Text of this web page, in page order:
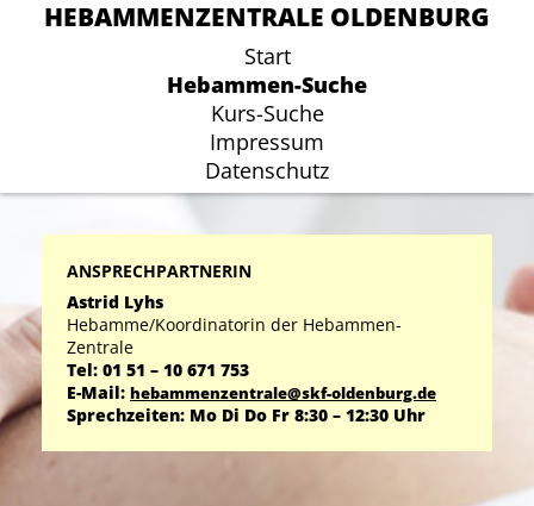
HEBAMMENZENTRALE OLDENBURG
Start
Hebammen-Suche
Kurs-Suche
Impressum
Datenschutz
HEBAMMENZENTRALE OLDENBURG
Start
Hebammen-Suche
Kurs-Suche
Impressum
Datenschutz
ANSPRECHPARTNERIN
Astrid Lyhs
Hebamme/Koordinatorin der Hebammen-
Zentrale
Tel: 01 51 – 10 671 753
E-Mail: hebammenzentrale@skf-oldenburg.de
Sprechzeiten: Mo Di Do Fr 8:30 – 12:30 Uhr